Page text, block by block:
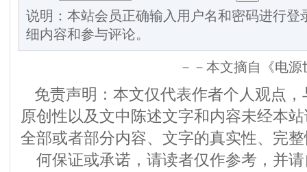
说明：本站会员正确输入用户名和密码进行登
细内容和参与评论。
－－本文摘自《电
免责声明：本文仅代表作者个人观点
原创性以及文中陈述文字和内容未经本
全部或者部分内容、文字的真实性、完
何保证或承诺，请读者仅作参考，并